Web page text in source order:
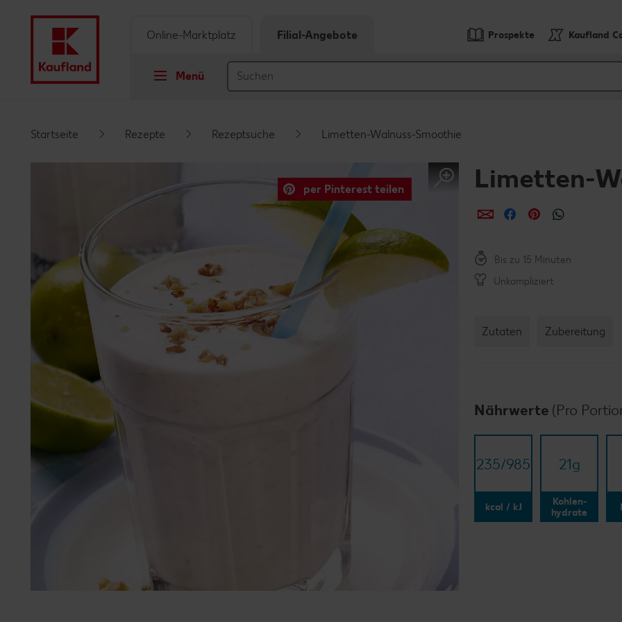
Schwebender Seitenbereich
Prospekte Kaufland
Menü
Online-Marktplatz Filial-Angebote
Startseite Rezepte Rezeptsuche Limetten-Walnuss-Smoothie
per Pinterest teilen Limetten-
per E-Mail teilen
per Facebook
per Pinterest
Bis zu 15 Minuten
Unkompliziert
Zutaten Zubereitung
Nährwerte (Pro
235/​985
kcal / kJ
21g
Kohlen-
hydrate